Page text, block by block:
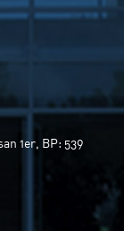
1er, BP: 539